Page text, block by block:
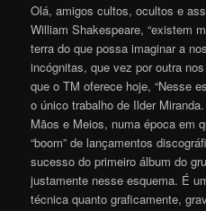
Olá, amigos cultos, ocultos e
William Shakespeare, “existem
terra do que possa imaginar a
incógnitas, que vez por outra
que o TM oferece hoje, “Nesse
o único trabalho de Ilder
Mãos e Meios, numa época em
“boom” de lançamentos
sucesso do primeiro álbum do
justamente nesse esquema. É
técnica quanto graficamente,